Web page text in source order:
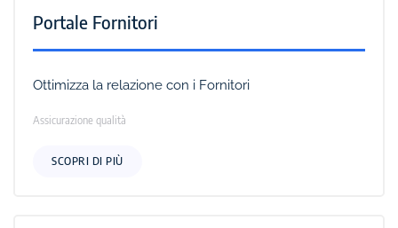
Portale Fornitori
Ottimizza la relazione con i Fornitori
Assicurazione qualità
SCOPRI DI PIÙ